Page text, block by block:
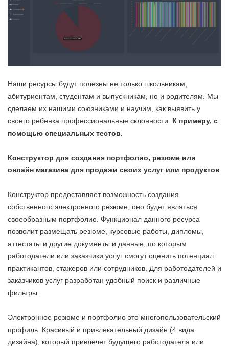
Наши ресурсы будут полезны не только школьникам,
абитуриентам, студентам и выпускникам, но и родителям. Мы
сделаем их нашими союзниками и научим, как выявить у
своего ребенка профессиональные склонности. К примеру, с
помощью специальных тестов.
Конструктор для создания портфолио, резюме или
онлайн магазина для продажи своих услуг или продуктов
Конструктор предоставляет возможность создания
собственного электронного резюме, оно будет являться
своеобразным портфолио. Функционал данного ресурса
позволит размещать резюме, курсовые работы, дипломы,
аттестаты и другие документы и данные, по которым
работодатели или заказчики услуг смогут оценить потенциал
практикантов, стажеров или сотрудников. Для работодателей и
заказчиков услуг разработан удобный поиск и различные
фильтры.
Электронное резюме и портфолио это многопользовательский
профиль. Красивый и привлекательный дизайн (4 вида
дизайна), который привлечет будущего работодателя или